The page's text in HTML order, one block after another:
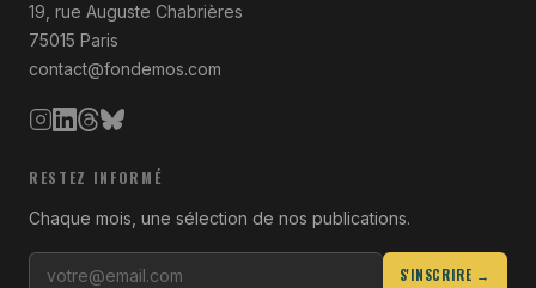
19, rue Auguste Chabrières
75015 Paris
contact@fondemos.com
RESTEZ INFORMÉ
Chaque mois, une sélection de nos publications.
S'INSCRIRE →